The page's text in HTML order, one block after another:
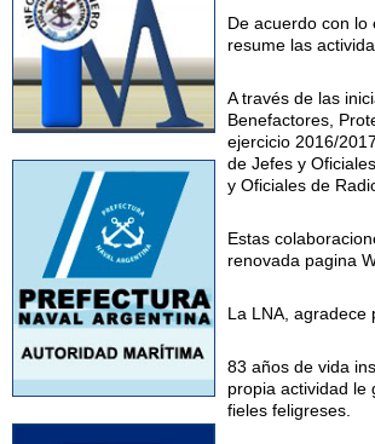
De acuerdo con lo
resume las
A través de las
Benefactores,
ejercicio 2016/
de Jefes y
y Oficiales de
Estas
renovada pagina
La LNA, agradece
83 años de vida
propia actividad le
fieles feligreses.